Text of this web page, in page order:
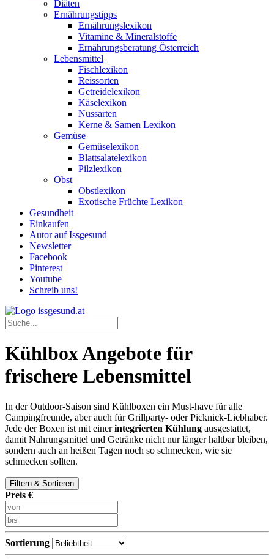
Diäten
Ernährungstipps
Ernährungslexikon
Vitamine & Mineralstoffe
Ernährungsberatung Österreich
Lebensmittel
Fischlexikon
Reissorten
Getreidelexikon
Käselexikon
Nussarten
Kerne & Samen Lexikon
Gemüse
Gemüselexikon
Blattsalatelexikon
Pilzlexikon
Obst
Obstlexikon
Exotische Früchte Lexikon
Gesundheit
Einkaufen
Autor auf Issgesund
Newsletter
Facebook
Pinterest
Youtube
Schreib uns!
Kühlbox Angebote für
frischere Lebensmittel
In der Outdoor-Saison sind Kühlboxen ein Must-have für alle
Campingfreunde, aber auch für Grillparty- oder Picknick-Liebhaber.
Jede der Boxen ist mit einerintegrierten Kühlung ausgestattet,
damit Nahrungsmittel und Getränke nicht nur länger haltbar bleiben,
sondern auch an heißen Tagen noch so schmecken, wie sie
schmecken sollten.
Filtern & Sortieren
Preis €
Sortierung